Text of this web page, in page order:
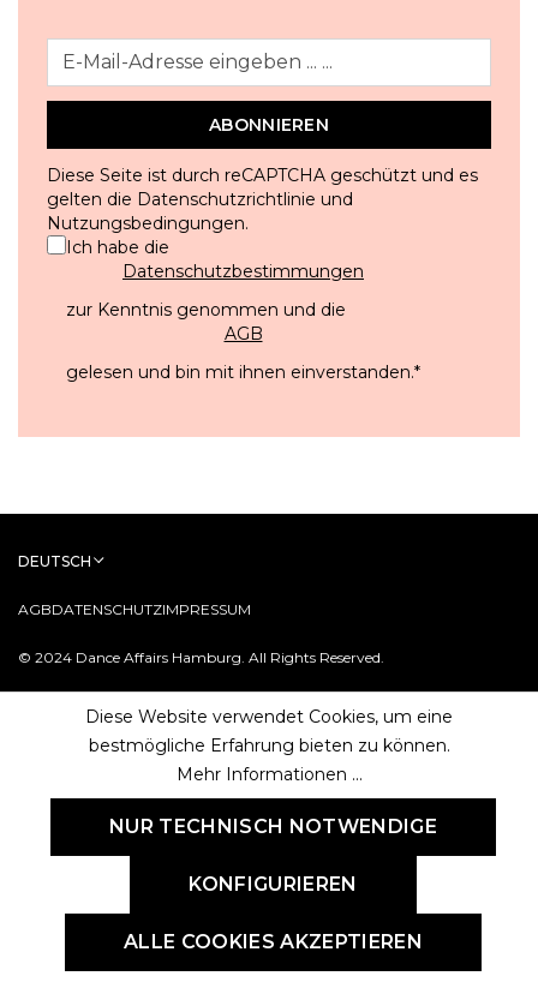
ABONNIEREN
Diese Seite ist durch reCAPTCHA geschützt und es
gelten die Datenschutzrichtlinie und
Nutzungsbedingungen.
Ich habe die
Datenschutzbestimmungen
zur Kenntnis genommen und die
AGB
gelesen und bin mit ihnen einverstanden.*
© 2024 Dance Affairs Hamburg. All Rights Reserved.
AGBDATENSCHUTZIMPRESSUM
DEUTSCH
Diese Website verwendet Cookies, um eine
bestmögliche Erfahrung bieten zu können.
Mehr Informationen ...
NUR TECHNISCH NOTWENDIGE
KONFIGURIEREN
ALLE COOKIES AKZEPTIEREN